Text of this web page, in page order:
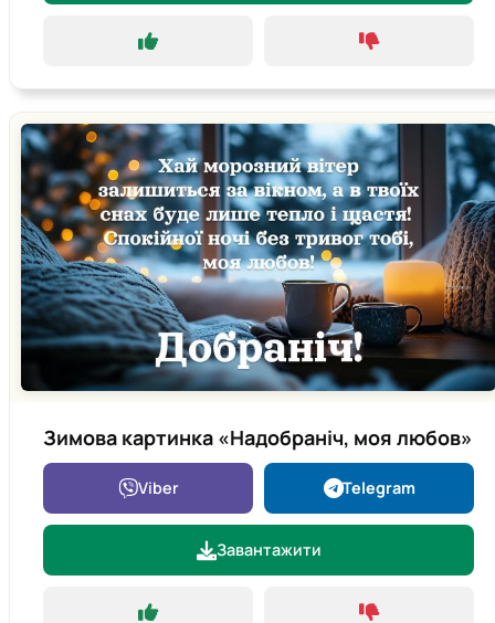
Зимова картинка «Надобраніч, моя любов»
Viber Telegram
Завантажити